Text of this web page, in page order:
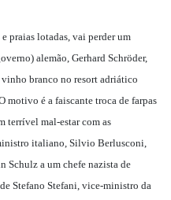
praias lotadas, vai perder um
alemão, Gerhard Schröder,
vinho branco no resort adriático
motivo é a faiscante troca de farpas
terrível mal-estar com as
italiano, Silvio Berlusconi,
Schulz a um chefe nazista de
Stefano Stefani, vice-ministro da